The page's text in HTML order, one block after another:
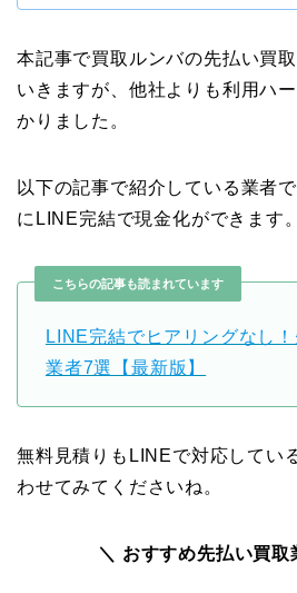
本記事で買取ルンバの先払い買
いきますが、他社よりも利用ハ
かりました。
以下の記事で紹介している業者
にLINE完結で現金化ができます。
こちらの記事も読まれています
LINE完結でヒアリングなし
業者7選【最新版】
無料見積りもLINEで対応してい
わせてみてくださいね。
＼ おすすめ先払い買取